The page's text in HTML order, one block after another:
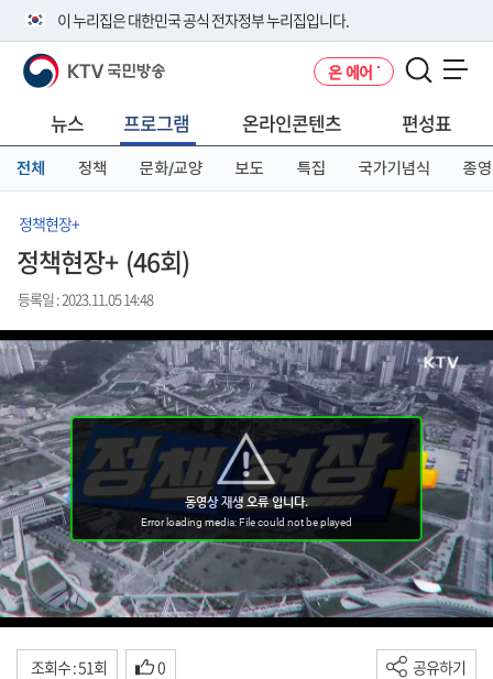
이 누리집은 대한민국 공식 전자정부 누리집입니다.
공식 누리집 주소 확인하기
니다.
이밖에 or.kr 또는 .kr등 다른 도메인 주소를 사용하고 있다면 아래 URL에
서 도메인 주소를 확인해 보세요
KTV 국민방송 온 에어
뉴스 프로그램 온라인콘텐츠 편성표
전체 정책 문화/교양 보도 특집 국가기념식 종영
정책현장+
정책현장+ (46회)
등록일 : 2023.11.05 14:48
조회수 : 51회 0 공유하기